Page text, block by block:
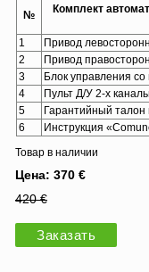
№
Комплект
1 Привод
2
Привод
3
Блок управления
4
Пульт Д/У 2-х
5
Гарантийный талон
6
Инструкция
Товар в наличии
Цена: 370 €
420 €
Заказать